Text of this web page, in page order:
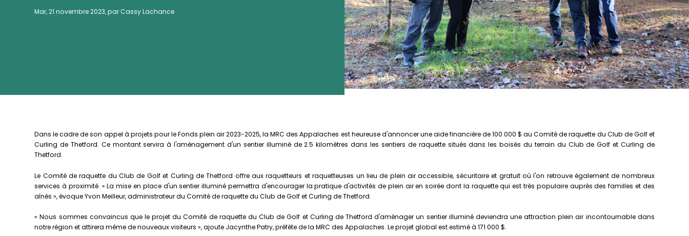
Mar, 21 novembre 2023, par Cassy Lachance
Dans le cadre de son appel à projets pour le Fonds plein air 2023-2025, la MRC des Appalaches est heureuse d'annoncer une aide financière de 100 000 $ au Comité de raquette du Club de Golf et
Curling de Thetford. Ce montant servira à l'aménagement d'un sentier illuminé de 2.5 kilomètres dans les sentiers de raquette situés dans les boisés du terrain du Club de Golf et Curling de
Thetford.
Le Comité de raquette du Club de Golf et Curling de Thetford offre aux raquetteurs et raquetteuses un lieu de plein air accessible, sécuritaire et gratuit où l'on retrouve également de nombreux
services à proximité. « La mise en place d'un sentier illuminé permettra d'encourager la pratique d'activités de plein air en soirée dont la raquette qui est très populaire auprès des familles et des
aînés », évoque Yvon Meilleur, administrateur du Comité de raquette du Club de Golf et Curling de Thetford.
« Nous sommes convaincus que le projet du Comité de raquette du Club de Golf et Curling de Thetford d'aménager un sentier illuminé deviendra une attraction plein air incontournable dans
notre région et attirera même de nouveaux visiteurs », ajoute Jacynthe Patry, préfète de la MRC des Appalaches. Le projet global est estimé à 171 000 $.